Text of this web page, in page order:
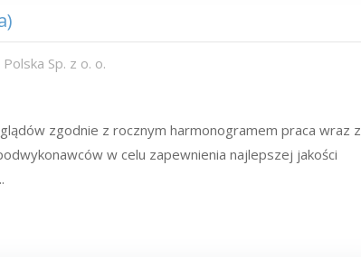
Sp. z o. o.
zgodnie z rocznym harmonogramem praca wraz z
w celu zapewnienia najlepszej jakości